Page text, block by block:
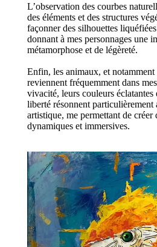
L’observation des courbes
des éléments et des structures
façonner des silhouettes
donnant à mes personnages une
métamorphose et de légèreté.
Enfin, les animaux, et notamment
reviennent fréquemment dans
vivacité, leurs couleurs
liberté résonnent particulièrement
artistique, me permettant de
dynamiques et immersives.